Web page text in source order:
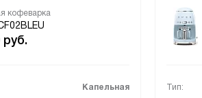
кофеварка
руб.
Капельная
Тип: